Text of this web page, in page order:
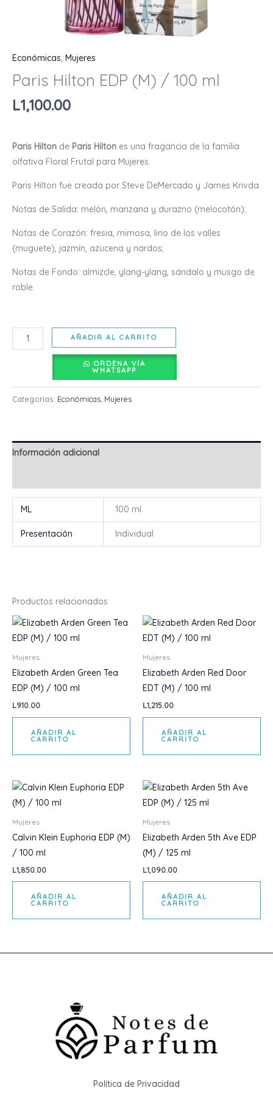
Económicas Mujeres
Paris Hilton EDP (M) / 100 ml
L1,100.00
Paris Hilton de Paris Hilton es una fragancia de la familia
olfativa Floral Frutal para Mujeres.
Paris Hilton fue creada por Steve DeMercado y James Krivda.
Notas de Salida: melón, manzana y durazno (melocotón);
Notas de Corazón: fresia, mimosa, lirio de los valles
(muguete), jazmín, azucena y nardos;
Notas de Fondo: almizcle, ylang-ylang, sándalo y musgo de
roble.
AÑADIR AL CARRITO
ORDENA VÍA
WHATSAPP
Categorías: Económicas Mujeres
Información adicional
ML 100 ml
Presentación Individual
Productos relacionados
Mujeres
Elizabeth Arden Green Tea
EDP (M) / 100 ml
L910.00
AÑADIR AL
CARRITO
Mujeres
Elizabeth Arden Red Door
EDT (M) / 100 ml
L1,215.00
AÑADIR AL
CARRITO
Mujeres
Calvin Klein Euphoria EDP (M)
/ 100 ml
L1,850.00
AÑADIR AL
CARRITO
Mujeres
Elizabeth Arden 5th Ave EDP
(M) / 125 ml
L1,090.00
AÑADIR AL
CARRITO
Política de Privacidad